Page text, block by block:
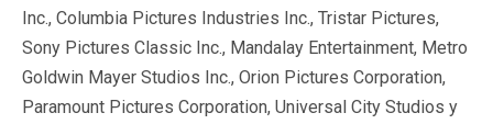
Inc., Columbia Pictures Industries Inc., Tristar Pictures,
Sony Pictures Classic Inc., Mandalay Entertainment, Metro
Goldwin Mayer Studios Inc., Orion Pictures Corporation,
Paramount Pictures Corporation, Universal City Studios y